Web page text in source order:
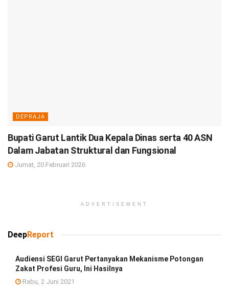
DEPRAJA
Bupati Garut Lantik Dua Kepala Dinas serta 40 ASN
Dalam Jabatan Struktural dan Fungsional
Jumat, 20 Februari 2026
ADVERTISEMENT
DeepReport
Audiensi SEGI Garut Pertanyakan Mekanisme Potongan
Zakat Profesi Guru, Ini Hasilnya
Rabu, 2 Juni 2021